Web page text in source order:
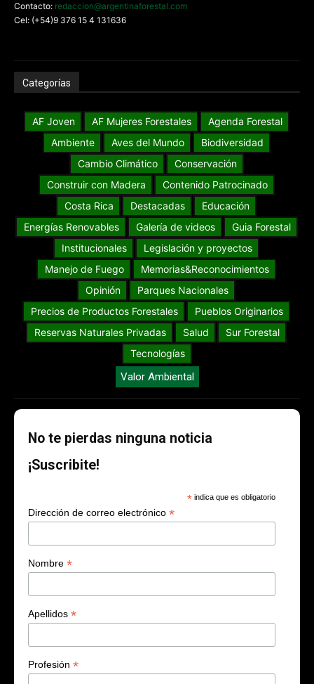
Contacto: redaccion@argentinaforestal.com
Cel: (+54)9 376 15 4 131636
Categorías
AF Joven AF Mujeres Forestales
Agenda Forestal
Ambiente
Aves del Mundo
Biodiversidad
Cambio Climático
Conservación
Construir con Madera
Contenido Patrocinado
Costa Rica
Destacadas
Educación
Energías Renovables
Galería de videos
Guia Forestal
Institucionales
Legislación y proyectos
Manejo de Fuego
Memorias&Reconocimientos
Opinión
Parques Nacionales
Precios de Productos Forestales
Pueblos Originarios
Reservas Naturales Privadas
Salud
Sur Forestal
Tecnologías
Valor Ambiental
No te pierdas ninguna noticia
¡Suscribite!
* indica que es obligatorio
Dirección de correo electrónico *
Nombre *
Apellidos *
Profesión *